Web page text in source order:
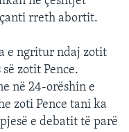
rreth abortit.
e ngritur ndaj zotit
zotit Pence.
në 24-orëshin e
zoti Pence tani ka
e debatit të parë